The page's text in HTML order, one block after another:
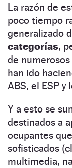
La razón de
poco tiempo
generalizado
categorías,
de numerosos
han ido
ABS, el ESP
Y a esto se
destinados a
ocupantes
sofisticados
multimedia,